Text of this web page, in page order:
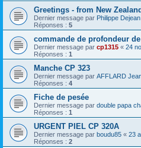
Greetings - from New
Dernier message par Philippe Dejean
Réponses : 5
commande de profondeur
Dernier message par cp1315 « 24
Réponses : 1
Manche CP 323
Dernier message par AFFLARD
Réponses : 4
Fiche de pesée
Dernier message par double papa
Réponses : 1
URGENT PIEL CP 320A
Dernier message par boudu85 « 23
Réponses : 2